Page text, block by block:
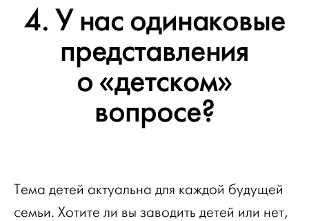
4. У нас одинаковые
представления
о «детском»
вопросе?
Тема детей актуальна для каждой будущей
семьи. Хотите ли вы заводить детей или нет,